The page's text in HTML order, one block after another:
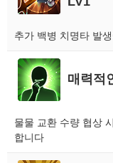
추가 백병 치명타 발
매력적
물물 교환 수량 협상
합니다